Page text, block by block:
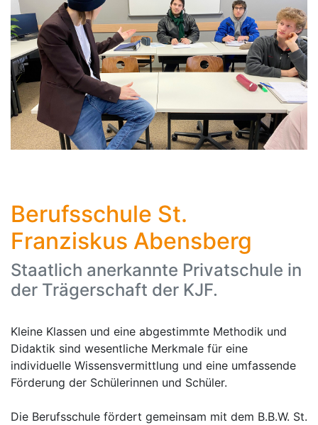
Berufsschule St.
Franziskus Abensberg
Staatlich anerkannte Privatschule in
der Trägerschaft der KJF.
Kleine Klassen und eine abgestimmte Methodik und
Didaktik sind wesentliche Merkmale für eine
individuelle Wissensvermittlung und eine umfassende
Förderung der Schülerinnen und Schüler.
Die Berufsschule fördert gemeinsam mit dem B.B.W. St.